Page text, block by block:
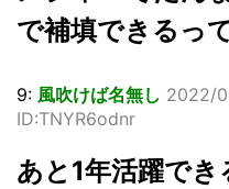
で補填できるっ
9: 風吹けば名無し 2022/
ID:TNYR6odnr
あと1年活躍で